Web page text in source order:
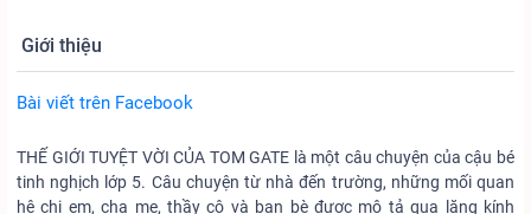
Giới thiệu
Bài viết trên Facebook
THẾ GIỚI TUYỆT VỜI CỦA TOM GATE là một câu chuyện của cậu bé
tinh nghịch lớp 5. Câu chuyện từ nhà đến trường, những mối quan
hệ chị em, cha mẹ, thầy cô và bạn bè được mô tả qua lăng kính